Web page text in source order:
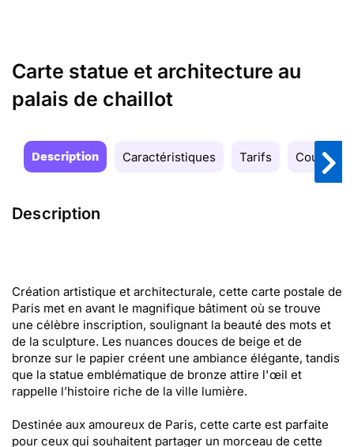
Carte statue et architecture au
palais de chaillot
Description Caractéristiques Tarifs Couleurs
Description
Création artistique et architecturale, cette carte postale de
Paris met en avant le magnifique bâtiment où se trouve
une célèbre inscription, soulignant la beauté des mots et
de la sculpture. Les nuances douces de beige et de
bronze sur le papier créent une ambiance élégante, tandis
que la statue emblématique de bronze attire l'œil et
rappelle l’histoire riche de la ville lumière.
Destinée aux amoureux de Paris, cette carte est parfaite
pour ceux qui souhaitent partager un morceau de cette